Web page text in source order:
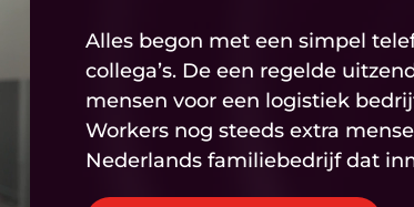
Alles begon met een simpel
collega’s. De een regelde
mensen voor een logistiek
Workers nog steeds extra
Nederlands familiebedrijf dat